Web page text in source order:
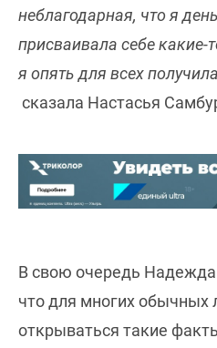
неблагодарная, что я
присваивала себе какие-
я опять для всех
сказала Настасья
В свою очередь
что для многих обычных
открываться такие